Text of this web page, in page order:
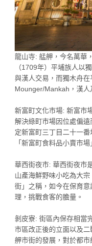
龍山寺: 艋舺，今名萬華
（1709年）平埔族人以
與漢人交易，而獨木舟
Mounger/Mankah，漢人
新富町文化市場: 新富市
解決綠町市場因位處偏
定新富町三丁目二十一
「新富町食料品小賣市場
華西街夜市: 華西街夜市
山產海鮮野味小吃為大
街」之稱，如今在保育
理，挑戰食客的膽量。
剝皮寮: 街區內保存相當
市區改正後的立面以及
舺市街的發展，對於都